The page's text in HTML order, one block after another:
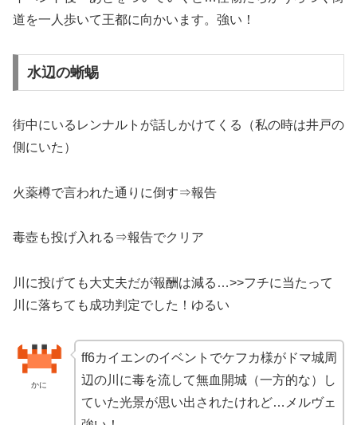
道を一人歩いて王都に向かいます。強い！
水辺の蜥蜴
街中にいるレンナルトが話しかけてくる（私の時は井戸の
側にいた）
火薬樽で言われた通りに倒す⇒報告
毒壺も投げ入れる⇒報告でクリア
川に投げても大丈夫だが報酬は減る…>>フチに当たって
川に落ちても成功判定でした！ゆるい
かに
ff6カイエンのイベントでケフカ様がドマ城周
辺の川に毒を流して無血開城（一方的な）し
ていた光景が思い出されたけれど…メルヴェ